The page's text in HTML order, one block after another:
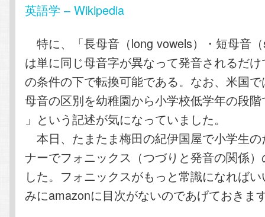
英語学 – Wikipedia
特に、「長母音（long vowels）・短母音
は単に同じ母音字が異なって発音されるだ
の条件の下で転換可能である。なお、米国
母音の区別を幼稚園から小学校低学年の段
」という記述が気になっていました。
本日、たまたま梅田の紀伊国屋で小学生
ナーでフォニックス（つづりと発音の関係
した。フォニックスがもっと常識になれば
みにamazonに目次がないのであげておきま